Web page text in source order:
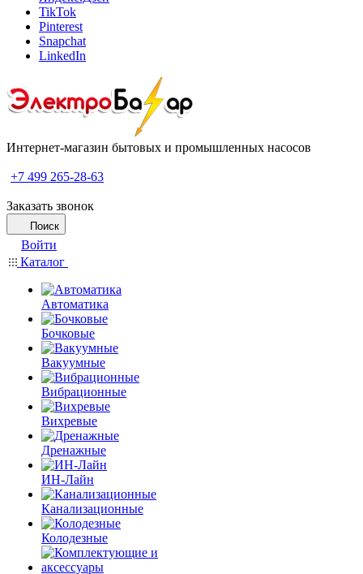
TikTok
Pinterest
Snapchat
LinkedIn
Интернет-магазин бытовых и промышленных насосов
+7 499 265-28-63
Заказать звонок
Поиск
Войти
Каталог
Автоматика
Бочковые
Вакуумные
Вибрационные
Вихревые
Дренажные
ИН-Лайн
Канализационные
Колодезные